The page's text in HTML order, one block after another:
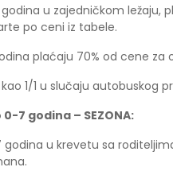
u zajedničkom ležaju,
po ceni iz tabele.
plaćaju 70% od cene za
1/1 u slučaju autobuskog
7 godina – SEZONA:
godina u krevetu sa